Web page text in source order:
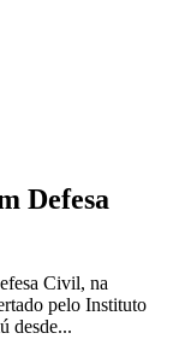
Defesa
Civil, na
pelo Instituto
desde...